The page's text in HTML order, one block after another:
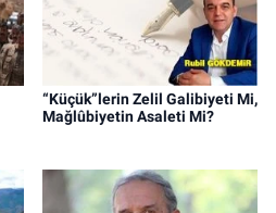
“Küçük”lerin Zelil Galibiyeti Mi,
Mağlûbiyetin Asaleti Mi?